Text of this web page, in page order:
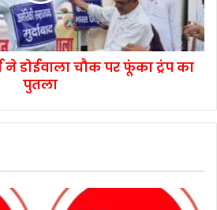
ने डोईवाला चौक पर फूंका ट्रंप का
पुतला